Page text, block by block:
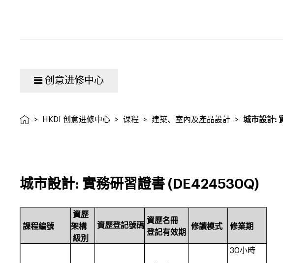
创意进修中心
> HKDI 创意进修中心 > 课程 > 建築、室內及產品設計 > 城市設計:
城市設計: 實務研習證書 (DE424530Q)
課程編號
資歷
架構
級別
資歷登記號碼
資歷名冊
登記有效期
修讀模式 修業期
30小時